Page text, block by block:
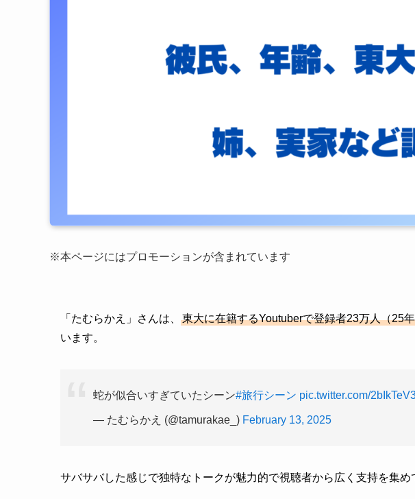
※本ページにはプロモーションが含まれています
「たむらかえ」さんは、 東大に在籍するYoutuberで登録者23万人（25
います。
蛇が似合いすぎていたシーン#旅行シーン pic.twitter.com/
— たむらかえ (@tamurakae_) February 13, 2025
サバサバした感じで独特なトークが魅力的で視聴者から広く支持を集め